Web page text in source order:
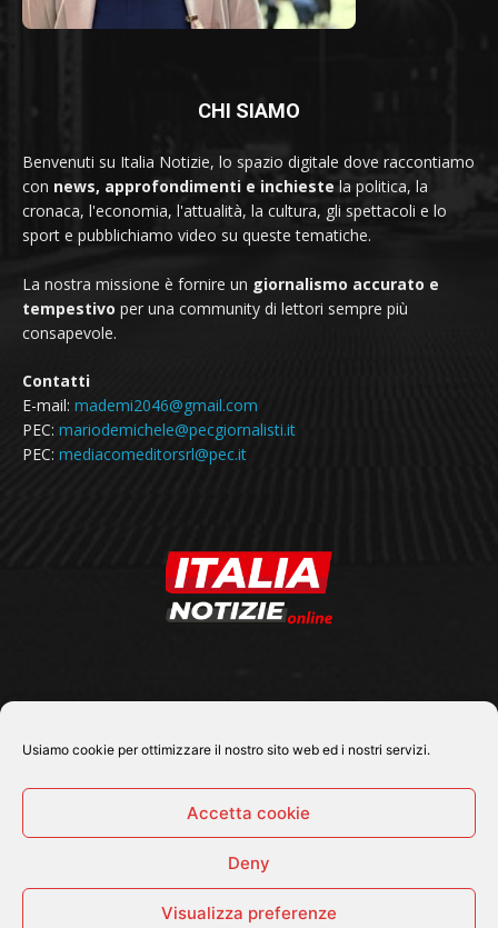
Usiamo cookie per ottimizzare il nostro sito web ed i nostri servizi.
Accetta cookie
Deny
Visualizza preferenze
CHI SIAMO
Benvenuti su Italia Notizie, lo spazio digitale dove raccontiamo
con news, approfondimenti e inchieste la politica, la
cronaca, l'economia, l'attualità, la cultura, gli spettacoli e lo
sport e pubblichiamo video su queste tematiche.
La nostra missione è fornire un giornalismo accurato e
tempestivo per una community di lettori sempre più
consapevole.
Contatti
E-mail: mademi2046@gmail.com
PEC: mariodemichele@pecgiornalisti.it
PEC: mediacomeditorsrl@pec.it
© 2026 Tutti i diritti riservati - Italia Notizie .online |
Cronaca Economia